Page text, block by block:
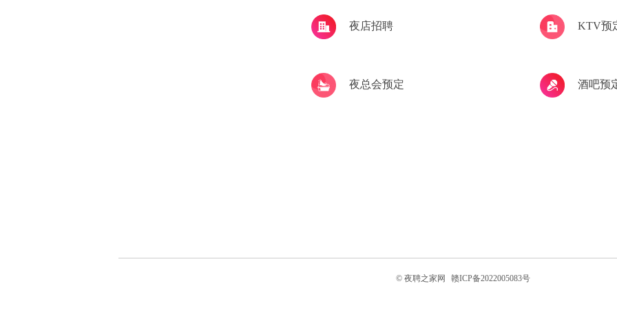
夜店招聘 KTV预
夜总会预定 酒吧预
© 夜聘之家网 赣ICP备2022005083号